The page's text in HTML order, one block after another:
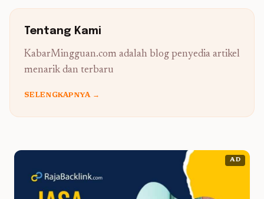
Tentang Kami
KabarMingguan.com adalah blog penyedia artikel
menarik dan terbaru
SELENGKAPNYA →
AD